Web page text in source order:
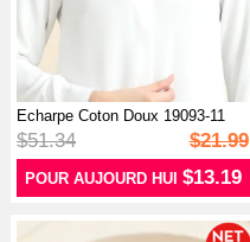
Echarpe Coton Doux 19093-11
Vison B...
$51.34 $21.99
POUR AUJOURD HUI$13.19